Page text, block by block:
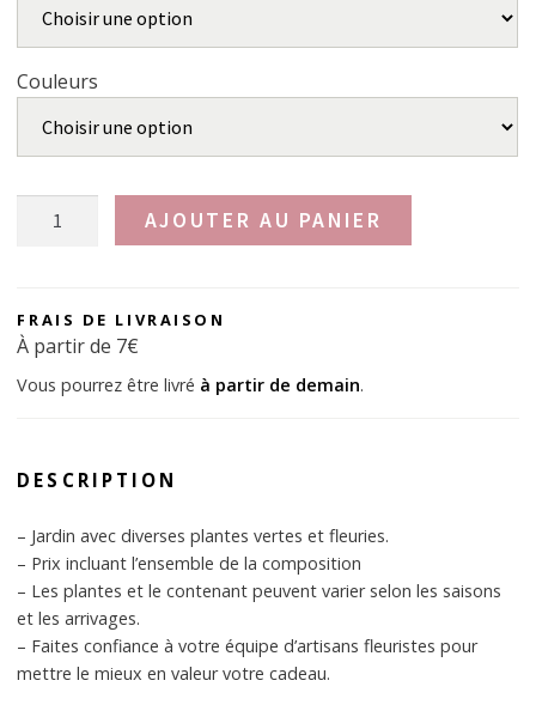
Couleurs
quantité
Plantes
mixtes
AJOUTER AU PANIER
FRAIS DE LIVRAISON
À partir de 7€
Vous pourrez être livré à partir de demain.
DESCRIPTION
– Jardin avec diverses plantes vertes et fleuries.
– Prix incluant l’ensemble de la composition
– Les plantes et le contenant peuvent varier selon les saisons
et les arrivages.
– Faites confiance à votre équipe d’artisans fleuristes pour
mettre le mieux en valeur votre cadeau.